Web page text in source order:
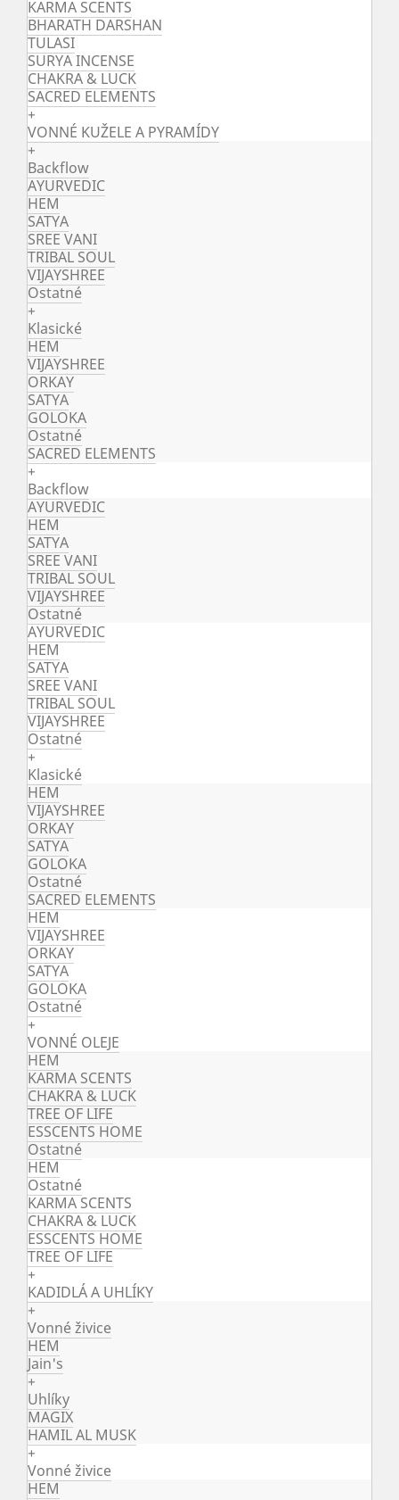
KARMA SCENTS
BHARATH DARSHAN
TULASI
SURYA INCENSE
CHAKRA & LUCK
SACRED ELEMENTS
+
VONNÉ KUŽELE A PYRAMÍDY
+
Backflow
AYURVEDIC
HEM
SATYA
SREE VANI
TRIBAL SOUL
VIJAYSHREE
Ostatné
+
Klasické
HEM
VIJAYSHREE
ORKAY
SATYA
GOLOKA
Ostatné
SACRED ELEMENTS
+
Backflow
AYURVEDIC
HEM
SATYA
SREE VANI
TRIBAL SOUL
VIJAYSHREE
Ostatné
AYURVEDIC
HEM
SATYA
SREE VANI
TRIBAL SOUL
VIJAYSHREE
Ostatné
+
Klasické
HEM
VIJAYSHREE
ORKAY
SATYA
GOLOKA
Ostatné
SACRED ELEMENTS
HEM
VIJAYSHREE
ORKAY
SATYA
GOLOKA
Ostatné
+
VONNÉ OLEJE
HEM
KARMA SCENTS
CHAKRA & LUCK
TREE OF LIFE
ESSCENTS HOME
Ostatné
HEM
Ostatné
KARMA SCENTS
CHAKRA & LUCK
ESSCENTS HOME
TREE OF LIFE
+
KADIDLÁ A UHLÍKY
+
Vonné živice
HEM
Jain's
+
Uhlíky
MAGIX
HAMIL AL MUSK
+
Vonné živice
HEM